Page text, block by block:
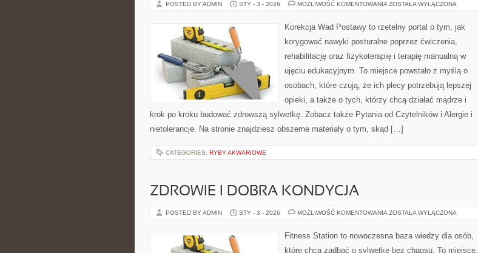
POSTED BY ADMIN STY - 3 - 2026 MOŻLIWOŚĆ KOMENTOWANIA NANOMEDYCYNA
ZOSTAŁA WYŁĄCZONA
Korekcja Wad Postawy to rzetelny portal o tym, jak
korygować nawyki posturalne poprzez ćwiczenia,
rehabilitację oraz fizykoterapię i terapię manualną w
ujęciu edukacyjnym. To miejsce powstało z myślą o
osobach, które czują, że ich plecy potrzebują lepszej
opieki, a także o tych, którzy chcą działać mądrze i
krok po kroku budować zdrowszą sylwetkę. Zobacz także Pytania od Czytelników i Alergie i
nietolerancje. Na stronie znajdziesz obszerne materiały o tym, skąd […]
CATEGORIES: RYBY AKWARIOWE
ZDROWIE I DOBRA KONDYCJA
POSTED BY ADMIN STY - 3 - 2026 MOŻLIWOŚĆ KOMENTOWANIA ZDROWIE
KONDYCJA
ZOSTAŁA WYŁĄCZONA
Fitness Station to nowoczesna baza wiedzy dla osób,
które chcą zadbać o sylwetkę bez chaosu. To miejsce,